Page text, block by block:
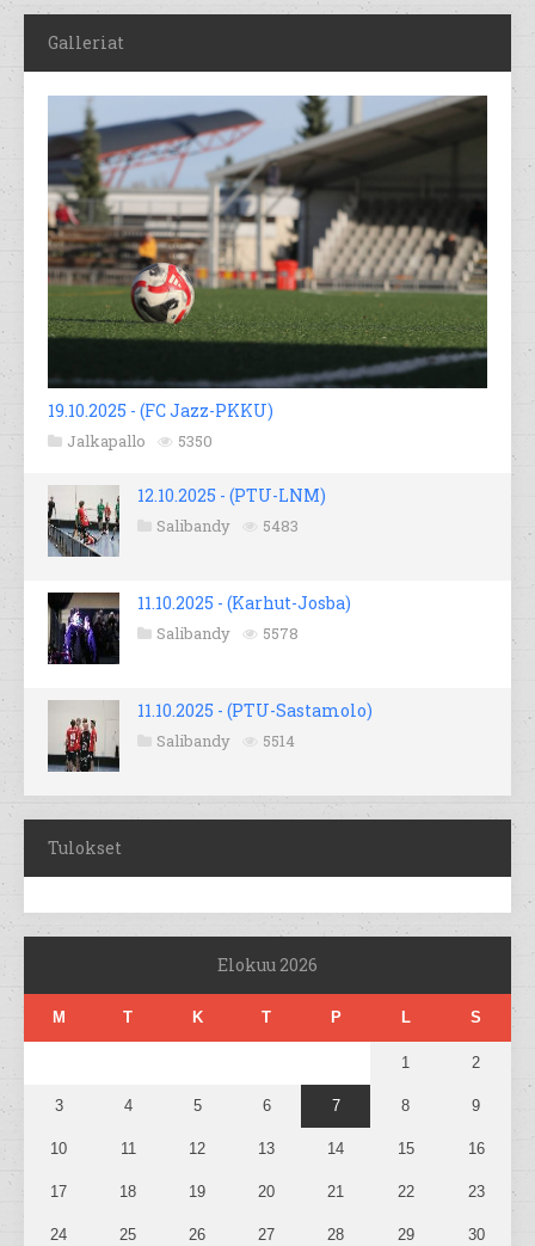
Galleriat
19.10.2025 - (FC Jazz-PKKU)
Jalkapallo 5350
12.10.2025 - (PTU-LNM)
Salibandy 5483
11.10.2025 - (Karhut-Josba)
Salibandy 5578
11.10.2025 - (PTU-Sastamolo)
Salibandy 5514
Tulokset
Elokuu 2026
M T K T P L S
1 2
3 4 5 6 7 8 9
10 11 12 13 14 15 16
17 18 19 20 21 22 23
24 25 26 27 28 29 30